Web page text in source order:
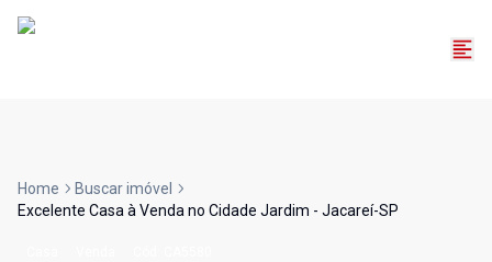
Home
Buscar imóvel
Excelente Casa à Venda no Cidade Jardim - Jacareí-SP